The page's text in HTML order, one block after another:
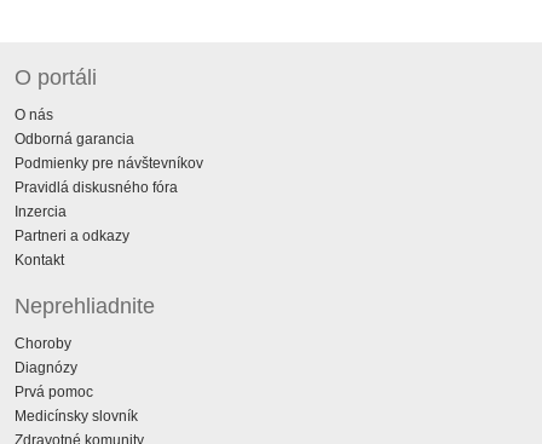
O portáli
O nás
Odborná garancia
Podmienky pre návštevníkov
Pravidlá diskusného fóra
Inzercia
Partneri a odkazy
Kontakt
Neprehliadnite
Choroby
Diagnózy
Prvá pomoc
Medicínsky slovník
Zdravotné komunity